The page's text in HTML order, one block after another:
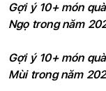
Gợi ý 10+ món
Ngọ trong năm
Gợi ý 10+ món
Mùi trong năm